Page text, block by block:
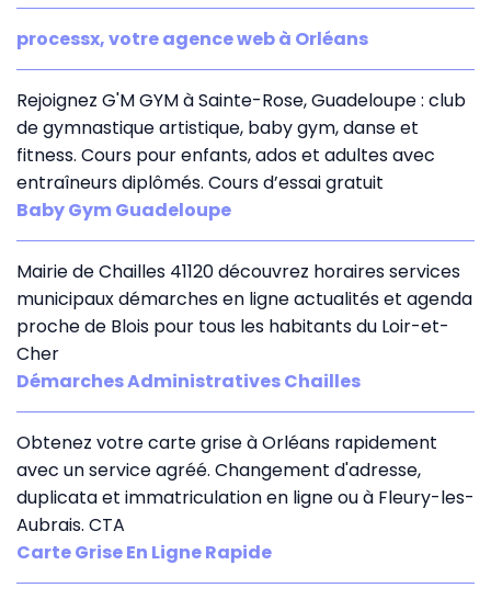
processx, votre agence web à Orléans
Rejoignez G'M GYM à Sainte-Rose, Guadeloupe : club
de gymnastique artistique, baby gym, danse et
fitness. Cours pour enfants, ados et adultes avec
entraîneurs diplômés. Cours d’essai gratuit
Baby Gym Guadeloupe
Mairie de Chailles 41120 découvrez horaires services
municipaux démarches en ligne actualités et agenda
proche de Blois pour tous les habitants du Loir-et-
Cher
Démarches Administratives Chailles
Obtenez votre carte grise à Orléans rapidement
avec un service agréé. Changement d'adresse,
duplicata et immatriculation en ligne ou à Fleury-les-
Aubrais. CTA
Carte Grise En Ligne Rapide